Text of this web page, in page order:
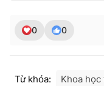
0 0
Từ khóa: Khoa